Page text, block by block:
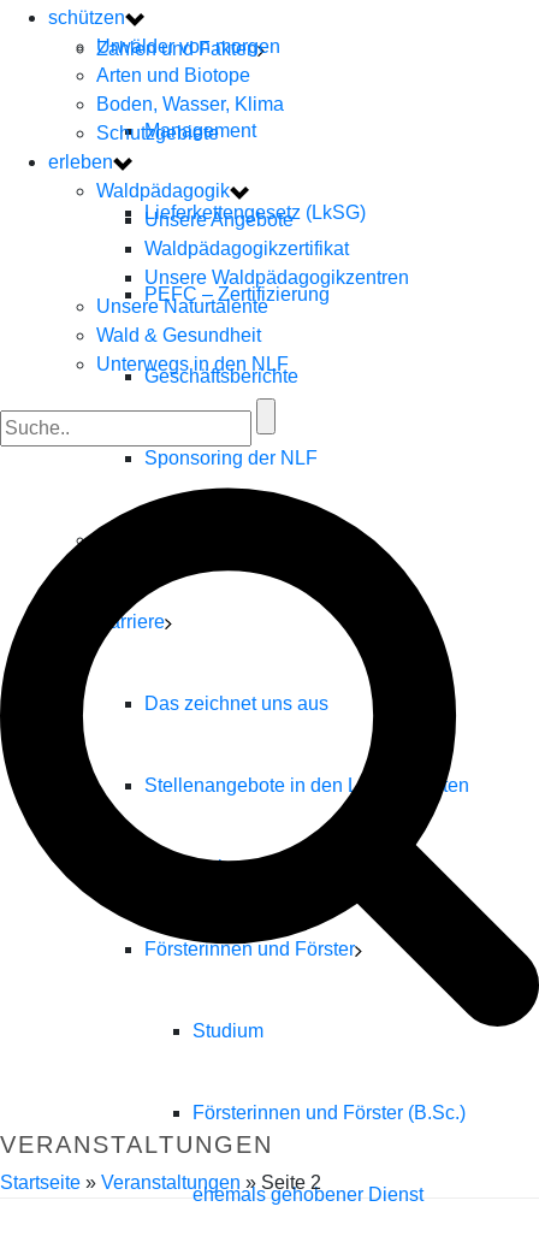
Zahlen und Fakten
Management
Lieferkettengesetz (LkSG)
PEFC – Zertifizierung
Geschäftsberichte
Sponsoring der NLF
Karriere
Das zeichnet uns aus
Stellenangebote in den Landesforsten
Forstwirtinnen und Forstwirte
Försterinnen und Förster
Studium
Försterinnen und Förster (B.Sc.)
ehemals gehobener Dienst
schützen
Urwälder von morgen
Arten und Biotope
Boden, Wasser, Klima
Schutzgebiete
erleben
Waldpädagogik
Unsere Angebote
Waldpädagogikzertifikat
Unsere Waldpädagogikzentren
Unsere Naturtalente
Wald & Gesundheit
Unterwegs in den NLF
VERANSTALTUNGEN
Startseite » Veranstaltungen » Seite 2